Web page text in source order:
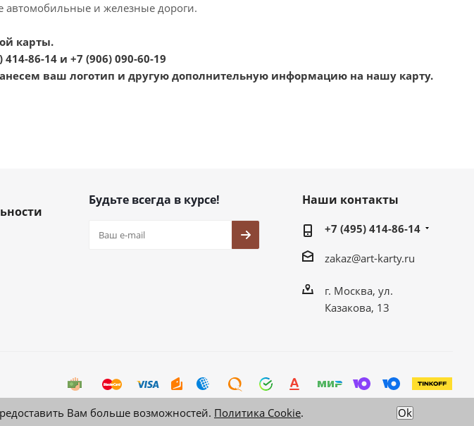
автомобильные и железные дороги.
карты.
86-14 и +7 (906) 090-60-19
ваш логотип и другую дополнительную информацию на нашу карту.
Будьте всегда в курсе! Наши контакты
+7 (495) 414-86-14
zakaz@art-karty.ru
г. Москва, ул.
Казакова, 13
Вам больше возможностей. Политика Cookie. Ok